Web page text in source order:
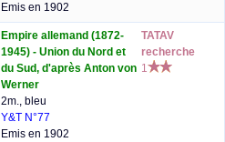
Emis en 1902
Empire allemand (1872-
1945) - Union du Nord et
du Sud, d'après Anton von
Werner
2m., bleu
Y&T N°77
Emis en 1902
TATAV
recherche
1